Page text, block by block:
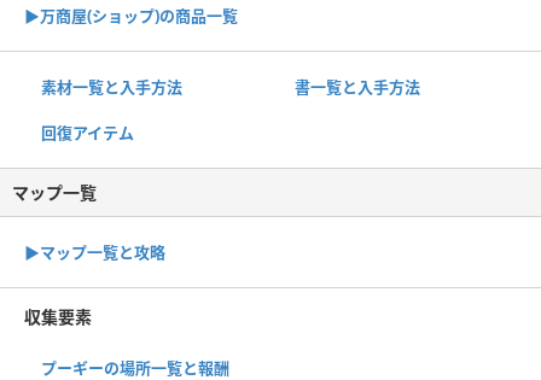
▶︎万商屋(ショップ)の商品一覧
素材一覧と入手方法 書一覧と入手方法
回復アイテム
マップ一覧
▶︎マップ一覧と攻略
収集要素
プーギーの場所一覧と報酬